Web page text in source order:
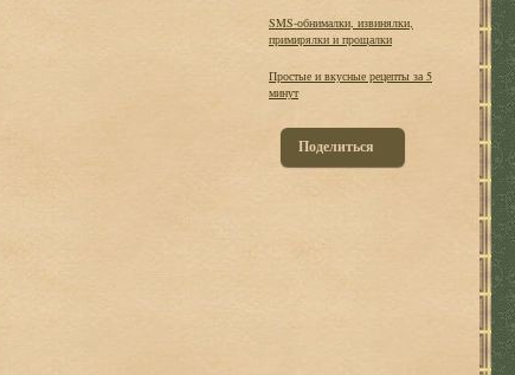
SMS-обнималки, извинялки,
примирялки и прощалки
Простые и вкусные рецепты за 5
минут
Поделиться